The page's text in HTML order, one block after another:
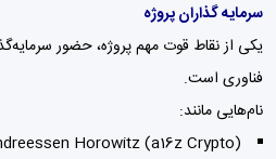
سرمایه گذاران پروژه
یکی از نقاط قوت مهم پروژه، حضور
فناوری است.
نام‌هایی مانند:
Horowitz (a16z Crypto)